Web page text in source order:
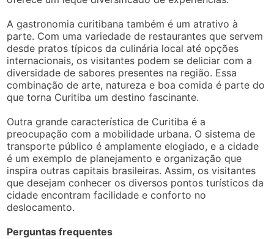
A gastronomia curitibana também é um atrativo à
parte. Com uma variedade de restaurantes que servem
desde pratos típicos da culinária local até opções
internacionais, os visitantes podem se deliciar com a
diversidade de sabores presentes na região. Essa
combinação de arte, natureza e boa comida é parte do
que torna Curitiba um destino fascinante.
Outra grande característica de Curitiba é a
preocupação com a mobilidade urbana. O sistema de
transporte público é amplamente elogiado, e a cidade
é um exemplo de planejamento e organização que
inspira outras capitais brasileiras. Assim, os visitantes
que desejam conhecer os diversos pontos turísticos da
cidade encontram facilidade e conforto no
deslocamento.
Perguntas frequentes